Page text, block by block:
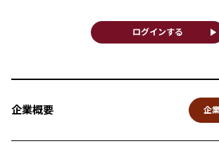
ログインする play_arrow
企業概要 企